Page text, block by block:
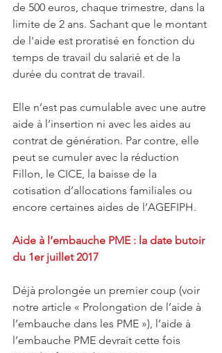
de 500 euros, chaque trimestre, dans la
limite de 2 ans. Sachant que le montant
de l'aide est proratisé en fonction du
temps de travail du salarié et de la
durée du contrat de travail.
Elle n’est pas cumulable avec une autre
aide à l’insertion ni avec les aides au
contrat de génération. Par contre, elle
peut se cumuler avec la réduction
Fillon, le CICE, la baisse de la
cotisation d’allocations familiales ou
encore certaines aides de l’AGEFIPH.
Aide à l’embauche PME : la date butoir
du 1er juillet 2017
Déjà prolongée un premier coup (voir
notre article « Prolongation de l’aide à
l’embauche dans les PME »), l’aide à
l’embauche PME devrait cette fois